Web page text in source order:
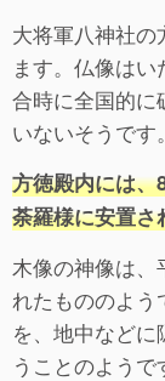
大将軍八神社の
ます。仏像は
合時に全国的に
いないそうです。
方徳殿内には、
荼羅様に安置さ
木像の神像は
れたもののよ
を、地中など
うことのようで